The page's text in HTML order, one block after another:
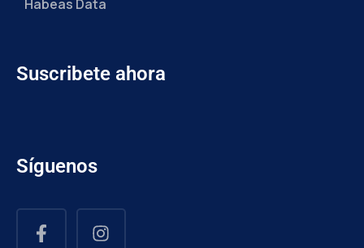
Habeas Data
Suscribete ahora
Síguenos